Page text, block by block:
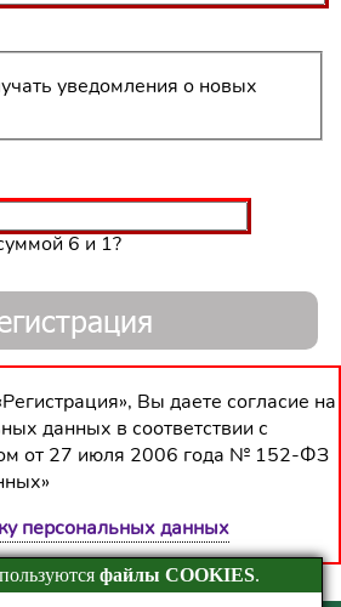
уведомления о новых
6 и 1?
Вы даете согласие на
данных в соответствии с
от 27 июля 2006 года № 152-ФЗ
персональных данных
файлы COOKIES.